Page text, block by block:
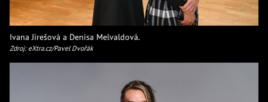
Ivana Jirešová a Denisa Melvaldová.
Zdroj: eXtra.cz/Pavel Dvořák